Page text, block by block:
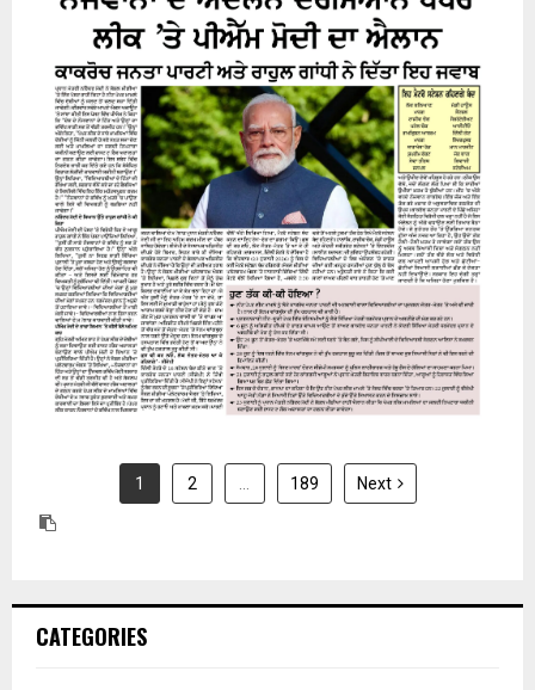
24 July 2026
1 2 … 189 Next
CATEGORIES